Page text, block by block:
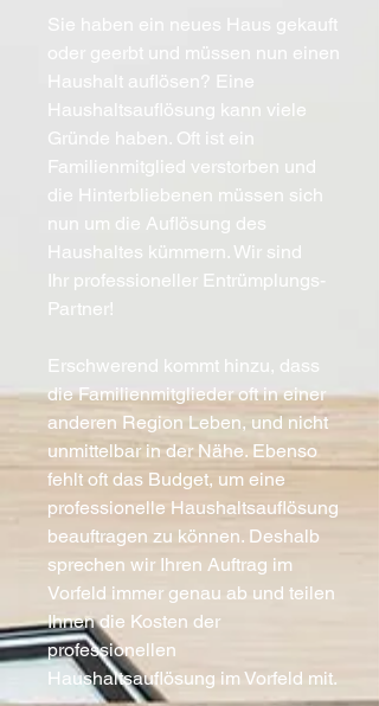
Sie haben ein neues Haus gekauft
oder geerbt und müssen nun einen
Haushalt auflösen? Eine
Haushaltsauflösung kann viele
Gründe haben. Oft ist ein
Familienmitglied verstorben und
die Hinterbliebenen müssen sich
nun um die Auflösung des
Haushaltes kümmern. Wir sind
Ihr professioneller Entrümplungs-
Partner!
Erschwerend kommt hinzu, dass
die Familienmitglieder oft in einer
anderen Region Leben, und nicht
unmittelbar in der Nähe. Ebenso
fehlt oft das Budget, um eine
professionelle Haushaltsauflösung
beauftragen zu können. Deshalb
sprechen wir Ihren Auftrag im
Vorfeld immer genau ab und teilen
Ihnen die Kosten der
professionellen
Haushaltsauflösung im Vorfeld mit.